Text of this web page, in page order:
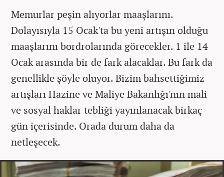
Memurlar peşin alıyorlar maaşlarını.
Dolayısıyla 15 Ocak'ta bu yeni artışın olduğu
maaşlarını bordrolarında görecekler. 1 ile 14
Ocak arasında bir de fark alacaklar. Bu fark da
genellikle şöyle oluyor. Bizim bahsettiğimiz
artışları Hazine ve Maliye Bakanlığı'nın mali
ve sosyal haklar tebliği yayınlanacak birkaç
gün içerisinde. Orada durum daha da
netleşecek.